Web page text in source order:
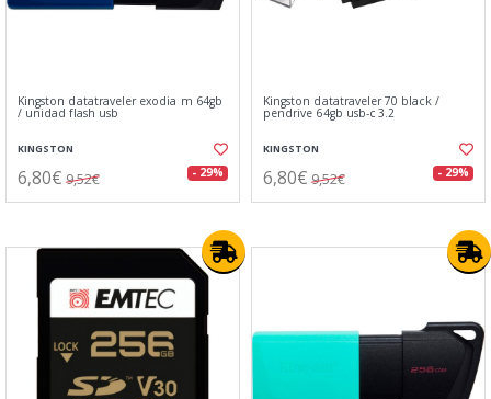
Kingston datatraveler exodia m 64gb
/ unidad flash usb
KINGSTON
6,80€ 9,52€ - 29%
Kingston datatraveler 70 black /
pendrive 64gb usb-c 3.2
KINGSTON
6,80€ 9,52€ - 29%